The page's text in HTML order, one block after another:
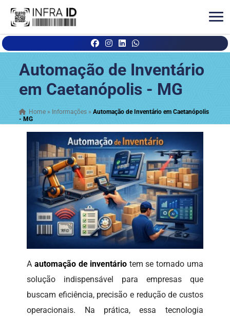
Automação de Inventário
em Caetanópolis - MG
Home » Informações »Automação de Inventário em Caetanópolis
- MG
Aautomação de inventário tem se tornado uma
solução indispensável para empresas que
buscam eficiência, precisão e redução de custos
operacionais. Na prática, essa tecnologia